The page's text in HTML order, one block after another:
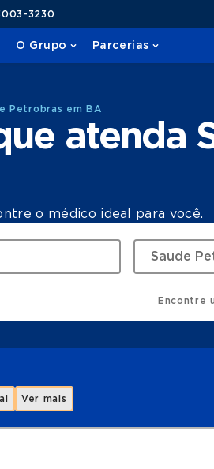
3230
O Grupo Parcerias
Petrobras em BA
atenda
o médico ideal para você.
Encontre
Ver mais